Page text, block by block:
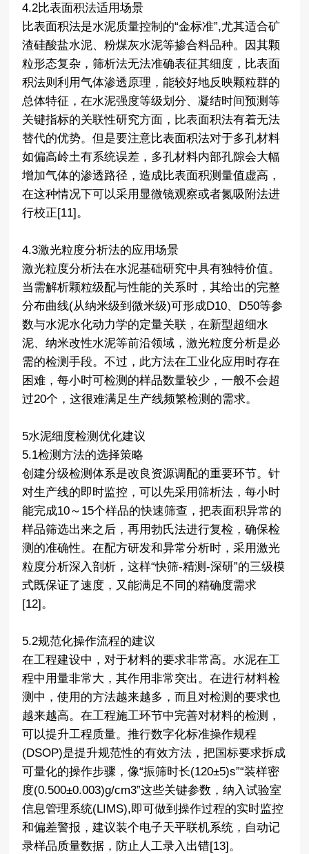
4.2比表面积法适用场景
比表面积法是水泥质量控制的“金标准”,尤其适合矿
渣硅酸盐水泥、粉煤灰水泥等掺合料品种。因其颗
粒形态复杂，筛析法无法准确表征其细度，比表面
积法则利用气体渗透原理，能较好地反映颗粒群的
总体特征，在水泥强度等级划分、凝结时间预测等
关键指标的关联性研究方面，比表面积法有着无法
替代的优势。但是要注意比表面积法对于多孔材料
如偏高岭土有系统误差，多孔材料内部孔隙会大幅
增加气体的渗透路径，造成比表面积测量值虚高，
在这种情况下可以采用显微镜观察或者氮吸附法进
行校正[11]。
4.3激光粒度分析法的应用场景
激光粒度分析法在水泥基础研究中具有独特价值。
当需解析颗粒级配与性能的关系时，其给出的完整
分布曲线(从纳米级到微米级)可形成D10、D50等参
数与水泥水化动力学的定量关联，在新型超细水
泥、纳米改性水泥等前沿领域，激光粒度分析是必
需的检测手段。不过，此方法在工业化应用时存在
困难，每小时可检测的样品数量较少，一般不会超
过20个，这很难满足生产线频繁检测的需求。
5水泥细度检测优化建议
5.1检测方法的选择策略
创建分级检测体系是改良资源调配的重要环节。针
对生产线的即时监控，可以先采用筛析法，每小时
能完成10～15个样品的快速筛查，把表面积异常的
样品筛选出来之后，再用勃氏法进行复检，确保检
测的准确性。在配方研发和异常分析时，采用激光
粒度分析深入剖析，这样“快筛-精测-深研”的三级模
式既保证了速度，又能满足不同的精确度需求
[12]。
5.2规范化操作流程的建议
在工程建设中，对于材料的要求非常高。水泥在工
程中用量非常大，其作用非常突出。在进行材料检
测中，使用的方法越来越多，而且对检测的要求也
越来越高。在工程施工环节中完善对材料的检测，
可以提升工程质量。推行数字化标准操作规程
(DSOP)是提升规范性的有效方法，把国标要求拆成
可量化的操作步骤，像“振筛时长(120±5)s”“装样密
度(0.500±0.003)g/cm3”这些关键参数，纳入试验室
信息管理系统(LIMS),即可做到操作过程的实时监控
和偏差警报，建议装个电子天平联机系统，自动记
录样品质量数据，防止人工录入出错[13]。